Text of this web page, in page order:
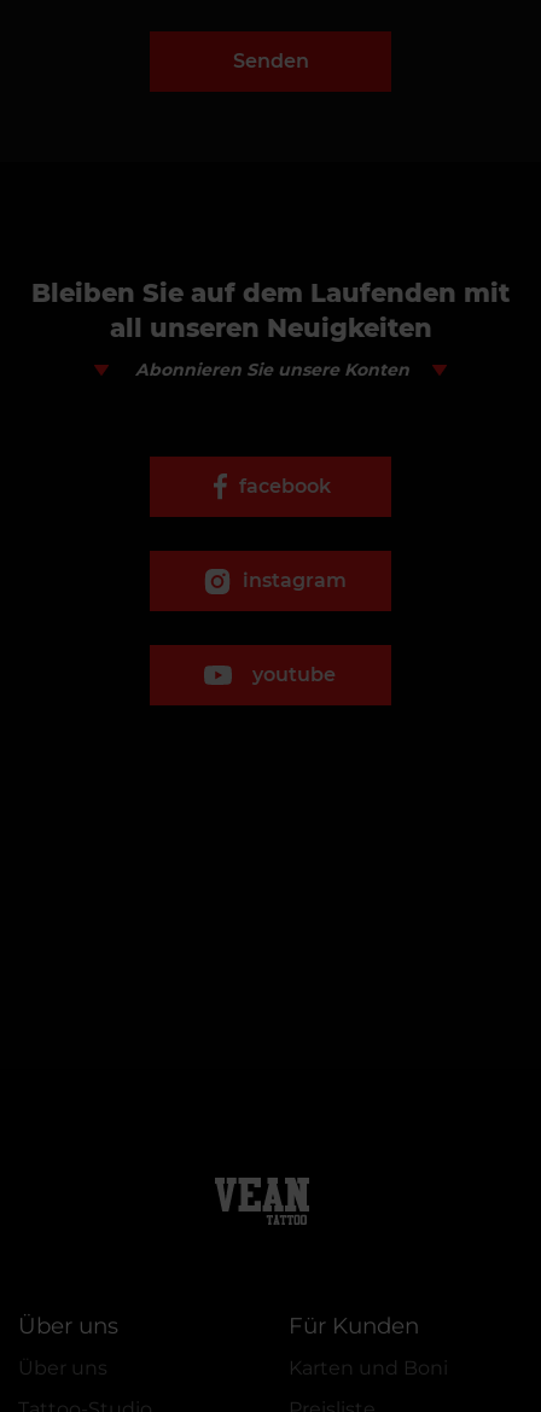
Senden
Bleiben Sie auf dem Laufenden mit
all unseren Neuigkeiten
Abonnieren Sie unsere Konten
facebook
instagram
youtube
Über uns
Über uns
Für Kunden
Karten und Boni